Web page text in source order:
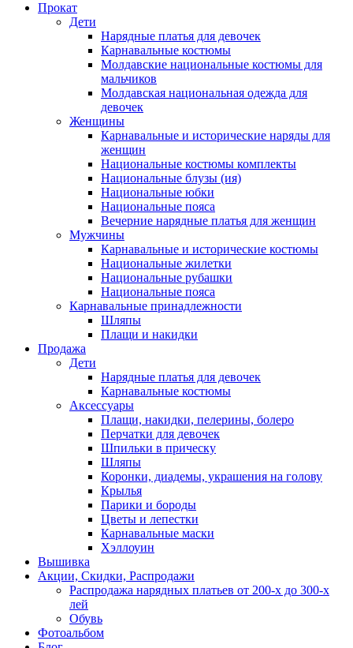
Прокат
Дети
Нарядные платья для девочек
Карнавальные костюмы
Молдавские национальные костюмы для
мальчиков
Молдавская национальная одежда для
девочек
Женщины
Карнавальные и исторические наряды для
женщин
Национальные костюмы комплекты
Национальные блузы (ия)
Национальные юбки
Национальные пояса
Вечерние нарядные платья для женщин
Мужчины
Карнавальные и исторические костюмы
Национальные жилетки
Национальные рубашки
Национальные пояса
Карнавальные принадлежности
Шляпы
Плащи и накидки
Продажа
Дети
Нарядные платья для девочек
Карнавальные костюмы
Аксессуары
Плащи, накидки, пелерины, болеро
Перчатки для девочек
Шпильки в прическу
Шляпы
Коронки, диадемы, украшения на голову
Крылья
Парики и бороды
Цветы и лепестки
Карнавальные маски
Хэллоуин
Вышивка
Акции, Скидки, Распродажи
Распродажа нарядных платьев от 200-х до 300-х
лей
Обувь
Фотоальбом